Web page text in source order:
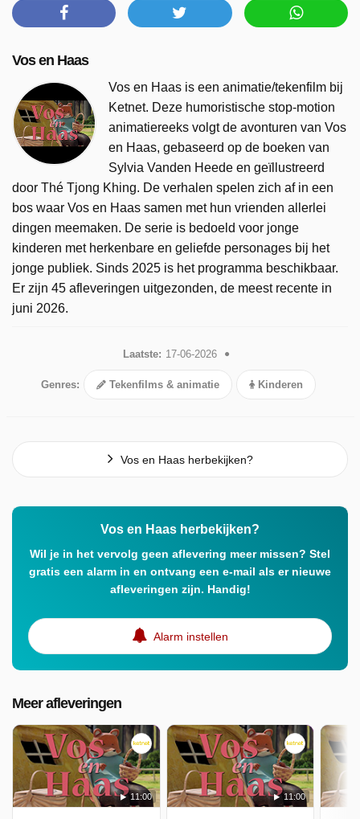
Vos en Haas
Vos en Haas is een animatie/tekenfilm bij
Ketnet. Deze humoristische stop-motion
animatiereeks volgt de avonturen van Vos
en Haas, gebaseerd op de boeken van
Sylvia Vanden Heede en geïllustreerd
door Thé Tjong Khing. De verhalen spelen zich af in een
bos waar Vos en Haas samen met hun vrienden allerlei
dingen meemaken. De serie is bedoeld voor jonge
kinderen met herkenbare en geliefde personages bij het
jonge publiek. Sinds 2025 is het programma beschikbaar.
Er zijn 45 afleveringen uitgezonden, de meest recente in
juni 2026.
Laatste: 17-06-2026
Genres: Tekenfilms & animatie Kinderen
Vos en Haas herbekijken?
Vos en Haas herbekijken?
Wil je in het vervolg geen aflevering meer missen? Stel
gratis een alarm in en ontvang een e-mail als er nieuwe
afleveringen zijn. Handig!
Alarm instellen
Meer afleveringen
11:00 11:00